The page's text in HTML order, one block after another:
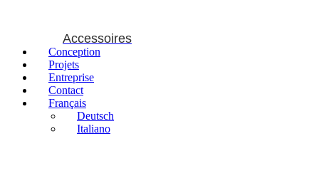
Accessoires
Conception
Projets
Entreprise
Contact
Français
Deutsch
Italiano